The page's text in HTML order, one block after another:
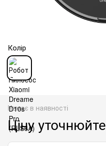
Колір
Немає в наявності
Ціну уточнюйте